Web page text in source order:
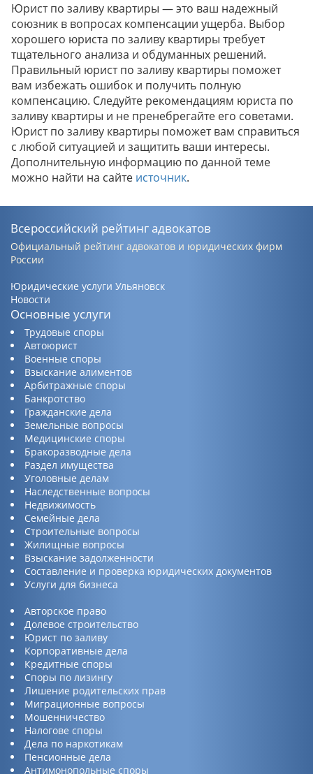
Юрист по заливу квартиры — это ваш надежный
союзник в вопросах компенсации ущерба. Выбор
хорошего юриста по заливу квартиры требует
тщательного анализа и обдуманных решений.
Правильный юрист по заливу квартиры поможет
вам избежать ошибок и получить полную
компенсацию. Следуйте рекомендациям юриста по
заливу квартиры и не пренебрегайте его советами.
Юрист по заливу квартиры поможет вам справиться
с любой ситуацией и защитить ваши интересы.
Дополнительную информацию по данной теме
можно найти на сайте источник.
Всероссийский рейтинг адвокатов
Официальный рейтинг адвокатов и юридических фирм
России
Юридические услуги Ульяновск
Новости
Основные услуги
Трудовые споры
Автоюрист
Военные споры
Взыскание алиментов
Арбитражные споры
Банкротство
Гражданские дела
Земельные вопросы
Медицинские споры
Бракоразводные дела
Раздел имущества
Уголовные делам
Наследственные вопросы
Недвижимость
Семейные дела
Строительные вопросы
Жилищные вопросы
Взыскание задолженности
Составление и проверка юридических документов
Услуги для бизнеса
Авторское право
Долевое строительство
Юрист по заливу
Корпоративные дела
Кредитные споры
Споры по лизингу
Лишение родительских прав
Миграционные вопросы
Мошенничество
Налогове споры
Дела по наркотикам
Пенсионные дела
Антимонопольные споры